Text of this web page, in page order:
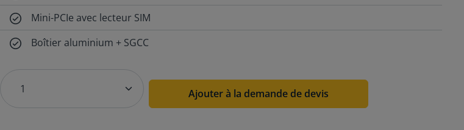
Mini-PCIe avec lecteur SIM
Boîtier aluminium + SGCC
Ajouter à la demande de devis